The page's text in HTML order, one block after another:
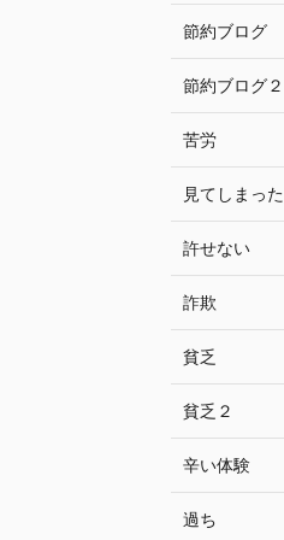
節約ブログ
節約ブログ２
苦労
見てしまった
許せない
詐欺
貧乏
貧乏２
辛い体験
過ち